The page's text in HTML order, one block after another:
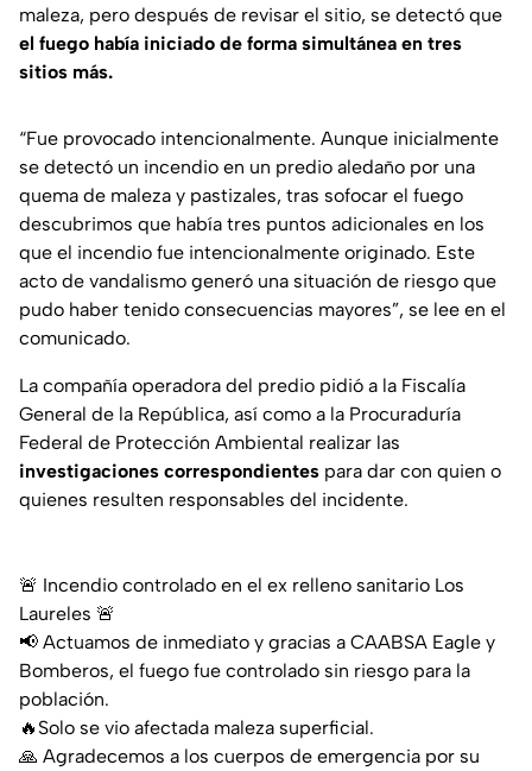
maleza, pero después de revisar el sitio, se detectó que
el fuego había iniciado de forma simultánea en tres
sitios más.
“Fue provocado intencionalmente. Aunque inicialmente
se detectó un incendio en un predio aledaño por una
quema de maleza y pastizales, tras sofocar el fuego
descubrimos que había tres puntos adicionales en los
que el incendio fue intencionalmente originado. Este
acto de vandalismo generó una situación de riesgo que
pudo haber tenido consecuencias mayores”, se lee en el
comunicado.
La compañía operadora del predio pidió a la Fiscalía
General de la República, así como a la Procuraduría
Federal de Protección Ambiental realizar las
investigaciones correspondientes para dar con quien o
quienes resulten responsables del incidente.
🚨 Incendio controlado en el ex relleno sanitario Los
Laureles 🚨
📢 Actuamos de inmediato y gracias a CAABSA Eagle y
Bomberos, el fuego fue controlado sin riesgo para la
población.
🔥Solo se vio afectada maleza superficial.
🙏 Agradecemos a los cuerpos de emergencia por su